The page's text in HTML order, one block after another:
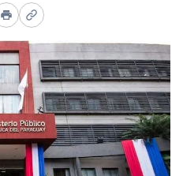
PrintCopy link